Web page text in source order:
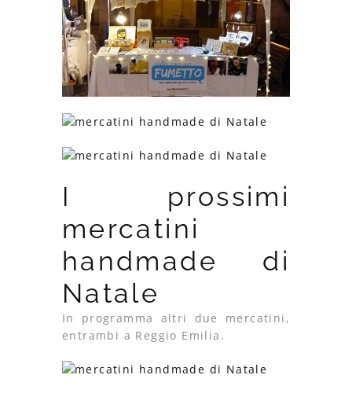
I prossimi
mercatini
handmade di
Natale
In programma altri due mercatini,
entrambi a Reggio Emilia.